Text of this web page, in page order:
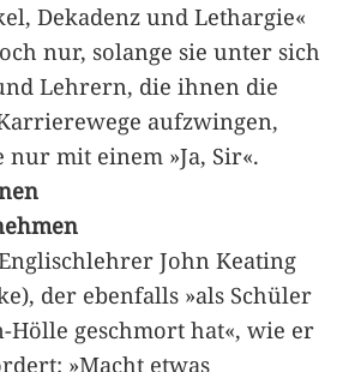
Dekadenz und Lethargie«
nur, solange sie unter sich
Lehrern, die ihnen die
aufzwingen,
nur mit einem »Ja, Sir«.
John Keating
der ebenfalls »als Schüler
Hölle geschmort hat«, wie er
»Macht etwas